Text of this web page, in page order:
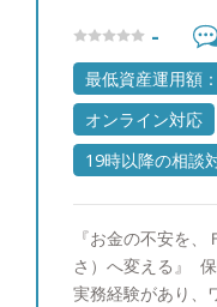
-
最低資産運用額
オンライン対応
19時以降の相談
『お金の不安を
さ）へ変える』
実務経験があり、